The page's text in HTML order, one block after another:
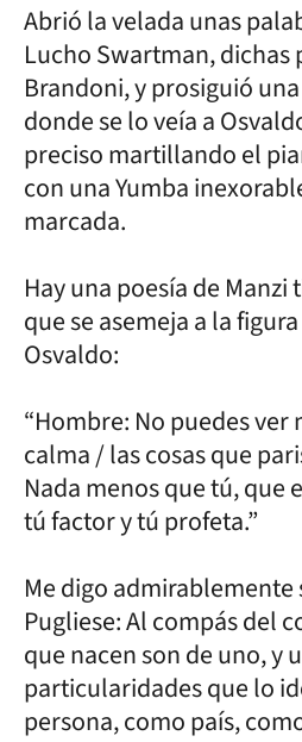
Abrió la velada unas
Lucho Swartman, dichas
Brandoni, y prosiguió
donde se lo veía a
preciso martillando el
con una Yumba
marcada.
Hay una poesía de Manzi
que se asemeja a la
Osvaldo:
“Hombre: No puedes
calma / las cosas que
Nada menos que tú, que
tú factor y tú profeta.”
Me digo
Pugliese: Al compás del
que nacen son de uno, y
particularidades que lo
persona, como país,